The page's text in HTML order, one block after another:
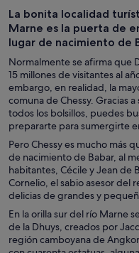
La bonita localidad
Marne es la puerta de
lugar de nacimiento de
Normalmente se afirma que
15 millones de visitantes al
embargo, en realidad, la
comuna de Chessy. Gracias
todos los bolsillos, puedes
prepararte para sumergirte
Pero Chessy es mucho más
de nacimiento de Babar, al
habitantes, Cécile y Jean de
Cornelio, el sabio asesor del
delicias de grandes y
En la orilla sur del río Marne
de la Dhuys, creados por
región camboyana de